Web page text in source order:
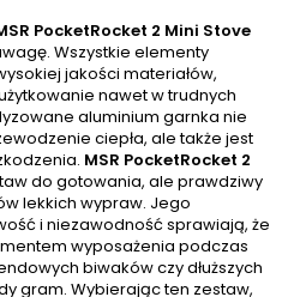
PocketRocket 2 Mini Stove
Wszystkie elementy
jakości materiałów,
nawet w trudnych
aluminium garnka nie
ciepła, ale także jest
MSR PocketRocket 2
do gotowania, ale prawdziwy
lekkich wypraw. Jego
i niezawodność sprawiają, że
wyposażenia podczas
biwaków czy dłuższych
gram. Wybierając ten zestaw,